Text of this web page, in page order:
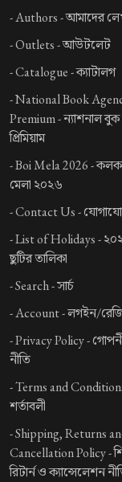
-Authors -আমাদের
-Outlets -আউটলেট
-Catalogue -ক্যাটালগ
-National Book
Premium -ন্যাশনাল
প্রিমিয়াম
-Boi Mela 2026 -
মেলা ২০২৬
-Contact Us -
-List of Holidays -
ছুটির তালিকা
-Search -সার্চ
-Account -লগইন/
-Privacy Policy -
নীতি
-Terms and
শর্তাবলী
-Shipping, Returns
Cancellation Policy -
রিটার্ন ও ক্যান্সেলেশন